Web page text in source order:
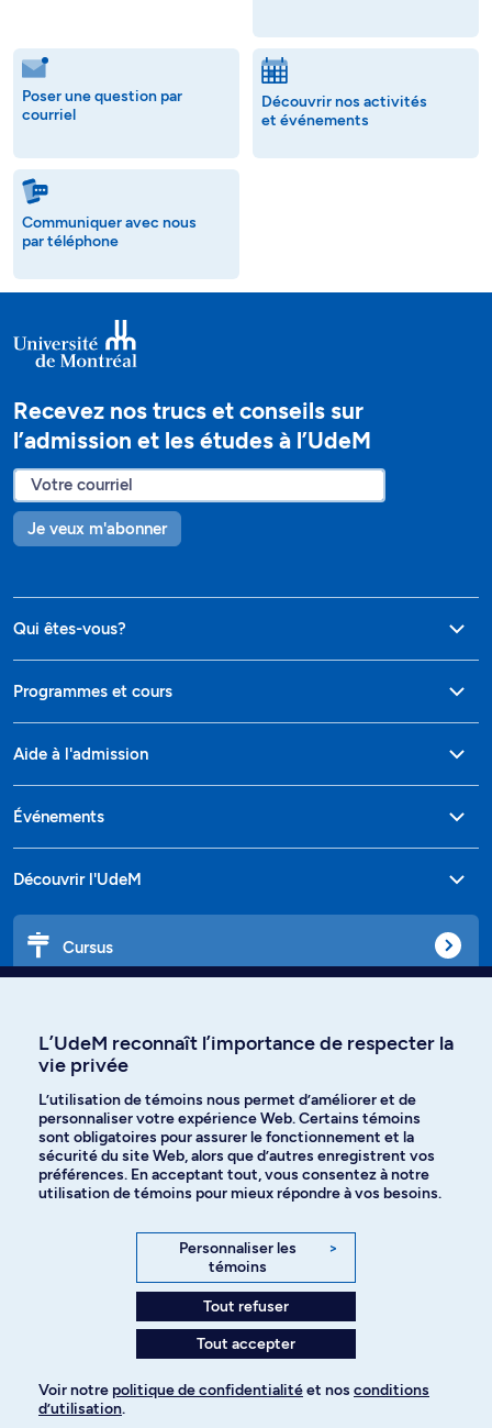
Poser une question par
courriel
Découvrir nos activités
et événements
Communiquer avec nous
par téléphone
Recevez nos trucs et conseils sur
l’admission et les études à l’UdeM
Je veux m'abonner
Qui êtes-vous?
Programmes et cours
Aide à l'admission
Événements
Découvrir l'UdeM
Cursus
Langues
Facebook Instagram
YouTube
Politique de confidentialité
L’UdeM reconnaît l’importance de respecter la
vie privée
L’utilisation de témoins nous permet d’améliorer et de
personnaliser votre expérience Web. Certains témoins
sont obligatoires pour assurer le fonctionnement et la
sécurité du site Web, alors que d’autres enregistrent vos
préférences. En acceptant tout, vous consentez à notre
utilisation de témoins pour mieux répondre à vos besoins.
Personnaliser les
témoins
>
Tout refuser
Tout accepter
Voir notre politique de confidentialitéet nos conditions
d’utilisation.